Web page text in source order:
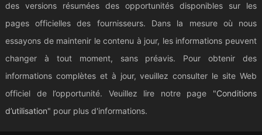
des versions résumées des opportunités disponibles sur les
pages officielles des fournisseurs. Dans la mesure où nous
essayons de maintenir le contenu à jour, les informations peuvent
changer à tout moment, sans préavis. Pour obtenir des
informations complètes et à jour, veuillez consulter le site Web
officiel de l’opportunité. Veuillez lire notre page "Conditions
d’utilisation" pour plus d'informations.